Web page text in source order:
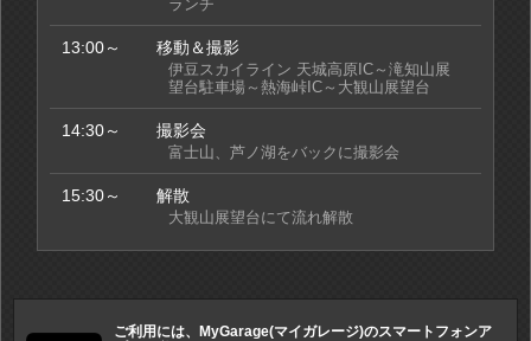
ランチ
13:00～ 移動＆撮影
伊豆スカイライン 天城高原IC～滝知山展
望台駐車場～熱海峠IC～大観山展望台
14:30～ 撮影会
富士山、芦ノ湖をバックに撮影会
15:30～ 解散
大観山展望台にて流れ解散
ご利用には、MyGarage(マイガレージ)のスマートフォンア